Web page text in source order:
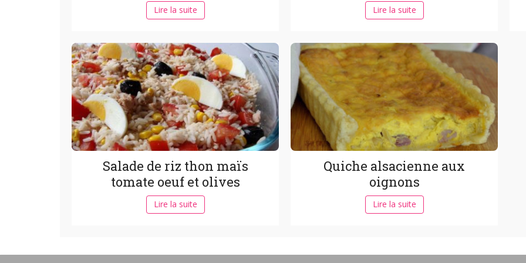
Lire la suite Lire la suite
Salade de riz thon maïs
tomate oeuf et olives
Lire la suite
Quiche alsacienne aux
oignons
Lire la suite